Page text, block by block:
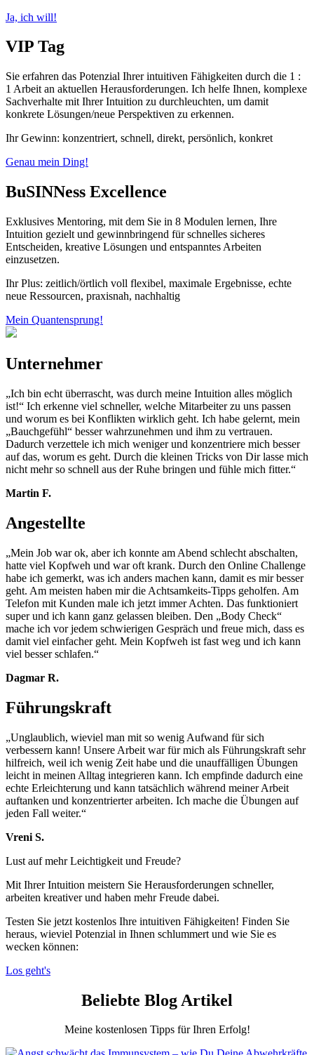
Ja, ich will!
VIP Tag
Sie erfahren das Potenzial Ihrer intuitiven Fähigkeiten durch die 1 :
1 Arbeit an aktuellen Herausforderungen. Ich helfe Ihnen, komplexe
Sachverhalte mit Ihrer Intuition zu durchleuchten, um damit
konkrete Lösungen/neue Perspektiven zu erkennen.
Ihr Gewinn: konzentriert, schnell, direkt, persönlich, konkret
Genau mein Ding!
BuSINNess Excellence
Exklusives Mentoring, mit dem Sie in 8 Modulen lernen, Ihre
Intuition gezielt und gewinnbringend für schnelles sicheres
Entscheiden, kreative Lösungen und entspanntes Arbeiten
einzusetzen.
Ihr Plus: zeitlich/örtlich voll flexibel, maximale Ergebnisse, echte
neue Ressourcen, praxisnah, nachhaltig
Mein Quantensprung!
Unternehmer
„Ich bin echt überrascht, was durch meine Intuition alles möglich
ist!“ Ich erkenne viel schneller, welche Mitarbeiter zu uns passen
und worum es bei Konflikten wirklich geht. Ich habe gelernt, mein
„Bauchgefühl“ besser wahrzunehmen und ihm zu vertrauen.
Dadurch verzettele ich mich weniger und konzentriere mich besser
auf das, worum es geht. Durch die kleinen Tricks von Dir lasse mich
nicht mehr so schnell aus der Ruhe bringen und fühle mich fitter.“
Martin F.
Angestellte
„Mein Job war ok, aber ich konnte am Abend schlecht abschalten,
hatte viel Kopfweh und war oft krank. Durch den Online Challenge
habe ich gemerkt, was ich anders machen kann, damit es mir besser
geht. Am meisten haben mir die Achtsamkeits-Tipps geholfen. Am
Telefon mit Kunden male ich jetzt immer Achten. Das funktioniert
super und ich kann ganz gelassen bleiben. Den „Body Check“
mache ich vor jedem schwierigen Gespräch und freue mich, dass es
damit viel einfacher geht. Mein Kopfweh ist fast weg und ich kann
viel besser schlafen.“
Dagmar R.
Führungskraft
„Unglaublich, wieviel man mit so wenig Aufwand für sich
verbessern kann! Unsere Arbeit war für mich als Führungskraft sehr
hilfreich, weil ich wenig Zeit habe und die unauffälligen Übungen
leicht in meinen Alltag integrieren kann. Ich empfinde dadurch eine
echte Erleichterung und kann tatsächlich während meiner Arbeit
auftanken und konzentrierter arbeiten. Ich mache die Übungen auf
jeden Fall weiter.“
Vreni S.
Lust auf mehr Leichtigkeit und Freude?
Mit Ihrer Intuition meistern Sie Herausforderungen schneller,
arbeiten kreativer und haben mehr Freude dabei.
Testen Sie jetzt kostenlos Ihre intuitiven Fähigkeiten! Finden Sie
heraus, wieviel Potenzial in Ihnen schlummert und wie Sie es
wecken können:
Los geht's
Beliebte Blog Artikel
Meine kostenlosen Tipps für Ihren Erfolg!